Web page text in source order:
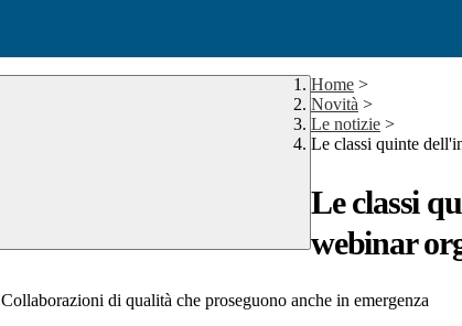
Home >
Novità >
Le notizie >
Le classi quinte
Le classi
webinar
Collaborazioni di qualità che proseguono anche in emergenza